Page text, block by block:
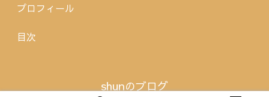
プロフィール
目次
shunのブログ